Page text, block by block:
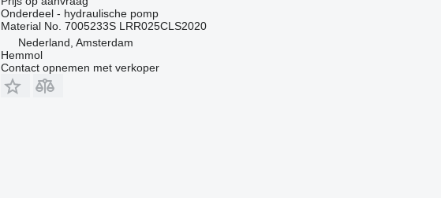
Onderdeel - hydraulische pomp
Material No. 7005233S LRR025CLS2020
Nederland, Amsterdam
Hemmol
Contact opnemen met verkoper